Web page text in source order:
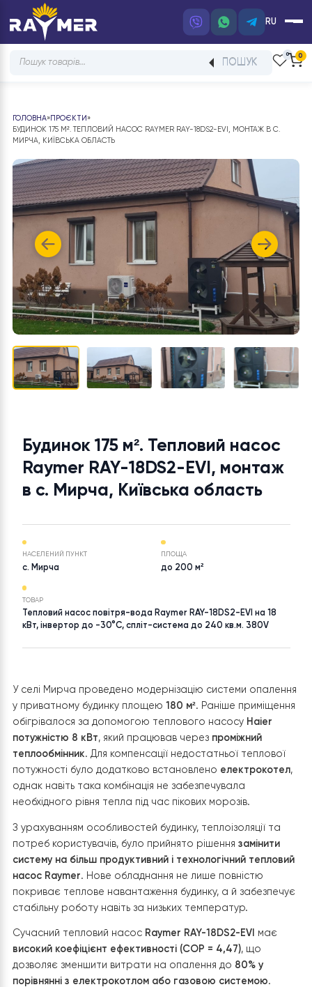
RU
Products
ПОШУК
ГОЛОВНА»ПРОЄКТИ»
БУДИНОК 175 М². ТЕПЛОВИЙ НАСОС RAYMER RAY-18DS2-EVI, МОНТАЖ В С.
Будинок 175 м². Тепловий насос
Raymer RAY-18DS2-EVI,
в с. Мирча, Київська область
НАСЕЛЕНИЙ ПУНКТ
с. Мирча
ПЛОЩА
до 200 м²
кВт, інвертор до -30°C, спліт-система до 240 кв.м. 380V
У селі Мирча проведено модернізацію системи
у приватному будинку площею180 м². Раніше
обігрівалося за допомогою теплового насосу
теплообмінник
. Для компенсації недостатньої
потужності було додатково встановлено
однак навіть така комбінація не забезпечувала
необхідного рівня тепла під час пікових морозів.
потреб користувачів, було прийнято рішеннязамінити
систему на більш продуктивний і технологічний
насос Raymer
. Нове обладнання не лише повністю